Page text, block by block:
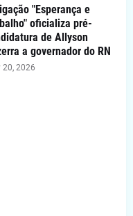
"Esperança e
oficializa pré-
de Allyson
a governador do RN
20, 2026